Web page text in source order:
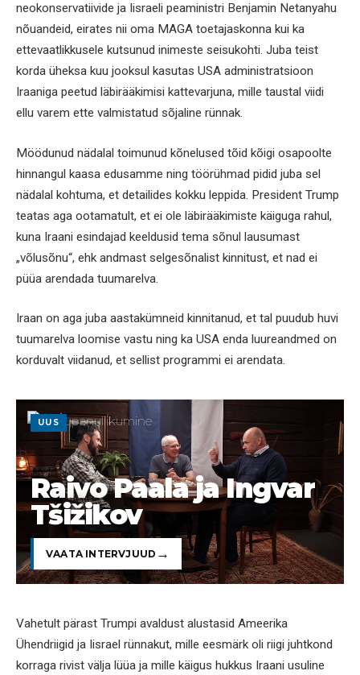
neokonservatiivide ja Iisraeli peaministri Benjamin Netanyahu
nõuandeid, eirates nii oma MAGA toetajaskonna kui ka
ettevaatlikkusele kutsunud inimeste seisukohti. Juba teist
korda üheksa kuu jooksul kasutas USA administratsioon
Iraaniga peetud läbirääkimisi kattevarjuna, mille taustal viidi
ellu varem ette valmistatud sõjaline rünnak.
Möödunud nädalal toimunud kõnelused tõid kõigi osapoolte
hinnangul kaasa edusamme ning töörühmad pidid juba sel
nädalal kohtuma, et detailides kokku leppida. President Trump
teatas aga ootamatult, et ei ole läbirääkimiste käiguga rahul,
kuna Iraani esindajad keeldusid tema sõnul lausumast
„võlusõnu“, ehk andmast selgesõnalist kinnitust, et nad ei
püüa arendada tuumarelva.
Iraan on aga juba aastakümneid kinnitanud, et tal puudub huvi
tuumarelva loomise vastu ning ka USA enda luureandmed on
korduvalt viidanud, et sellist programmi ei arendata.
UUS
Raivo Paala ja Ingvar
Tšižikov
VAATA INTERVJUUD
Vahetult pärast Trumpi avaldust alustasid Ameerika
Ühendriigid ja Iisrael rünnakut, mille eesmärk oli riigi juhtkond
korraga rivist välja lüüa ja mille käigus hukkus Iraani usuline